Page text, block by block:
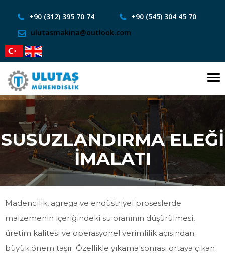
+90 (312) 395 70 74
+90 (545) 304 45 70
ulutasmakina@outlook.com
SUSUZLANDIRMA ELEĞİ
İMALATI
Madencilik, agrega ve endüstriyel proseslerde
malzemenin içeriğindeki su oranının düşürülmesi,
üretim kalitesi ve operasyonel verimlilik açısından
büyük önem taşır. Özellikle yıkama sonrası ortaya çıkan